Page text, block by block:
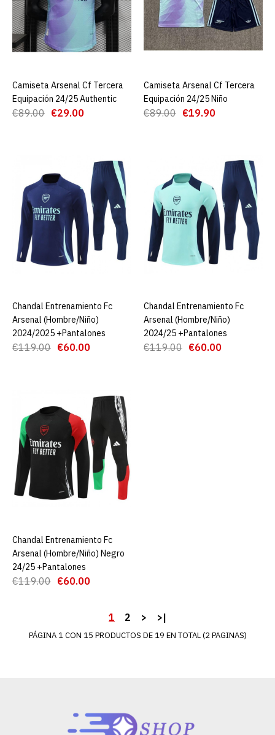
ADD TO WISHLIST
Camiseta Arsenal Cf
€89.00 €29.00
ADD TO COMPARE
ADD TO WISHLIST
Camiseta Arsenal Cf
Segunda Equipación 24/25
Niño
€89.00 €19.90
AGREGAR AL CARRO
AGREGAR AL CARRO
Camiseta Arsenal Cf Tercera
Equipación 24/25 Authentic
€89.00 €29.00
AGREGAR AL CARRO
Camiseta Arsenal Cf Tercera
Equipación 24/25 Niño
€89.00 €19.90
AGREGAR AL CARRO
Chandal Entrenamiento Fc
Arsenal (Hombre/Niño)
2024/2025 +Pantalones
€119.00 €60.00
AGREGAR AL CARRO
Chandal Entrenamiento Fc
Arsenal (Hombre/Niño)
2024/25 +Pantalones
€119.00 €60.00
AGREGAR AL CARRO
Chandal Entrenamiento Fc
Arsenal (Hombre/Niño) Negro
24/25 +Pantalones
€119.00 €60.00
1 2 > >|
PÁGINA 1 CON 15 PRODUCTOS DE 19 EN TOTAL (2 PAGINAS)